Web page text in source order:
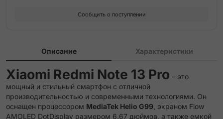
Сообщить о поступлении
Описание Характеристики
Xiaomi Redmi Note 13 Pro – это
мощный и стильный смартфон с отличной
производительностью и современными технологиями. Он
оснащен процессором MediaTek Helio G99 , экраном Flow
AMOLED DotDisplay размером 6.67 дюймов, а также емкой